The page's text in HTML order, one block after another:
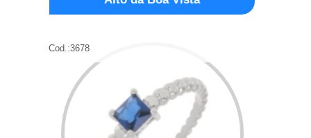
Cod.:3678